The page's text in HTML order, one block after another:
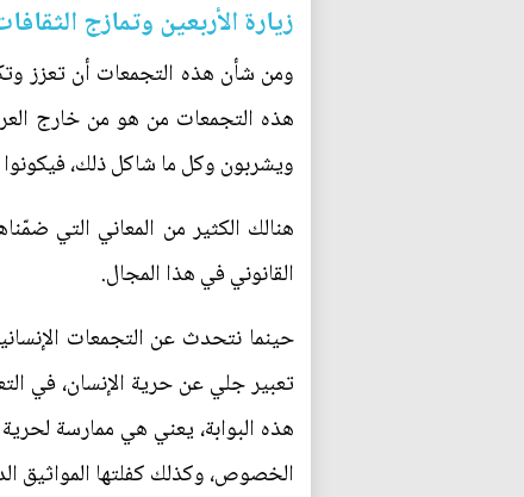
زيارة الأربعين وتمازج
ومن شأن هذه التجمعات أن تعزز
هذه التجمعات من هو من خارج
ويشربون وكل ما شاكل ذلك، فيكونوا
هنالك الكثير من المعاني التي
القانوني في هذا المجال.
حينما نتحدث عن التجمعات
تعبير جلي عن حرية الإنسان، في
هذه البوابة، يعني هي ممارسة
الخصوص، وكذلك كفلتها المواثيق